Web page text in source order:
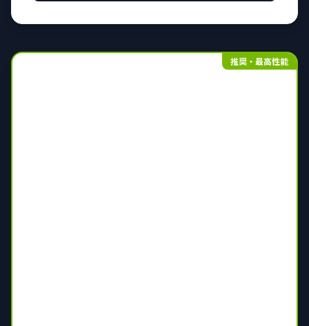
推奨・最高性能